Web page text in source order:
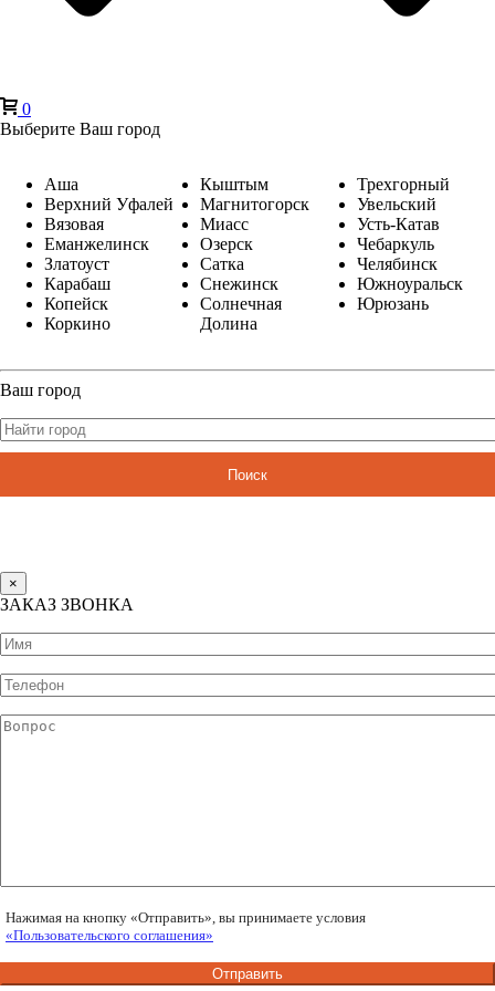
0
Выберите Ваш город
Аша
Верхний Уфалей
Вязовая
Еманжелинск
Златоуст
Карабаш
Копейск
Коркино
Кыштым
Магнитогорск
Миасс
Озерск
Сатка
Снежинск
Солнечная
Долина
Трехгорный
Увельский
Усть-Катав
Чебаркуль
Челябинск
Южноуральск
Юрюзань
Ваш город
Поиск
×
ЗАКАЗ ЗВОНКА
Нажимая на кнопку «Отправить», вы принимаете условия
«Пользовательского соглашения»